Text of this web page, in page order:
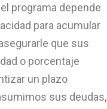
programa depende
para acumular
que sus
o porcentaje
un plazo
sus deudas,